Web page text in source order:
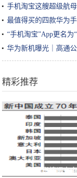
手机淘宝这艘超级航
最值得买的四款华为
“手机淘宝”App更名为
华为新机曝光｜高通
精彩推荐
环球舆情调查